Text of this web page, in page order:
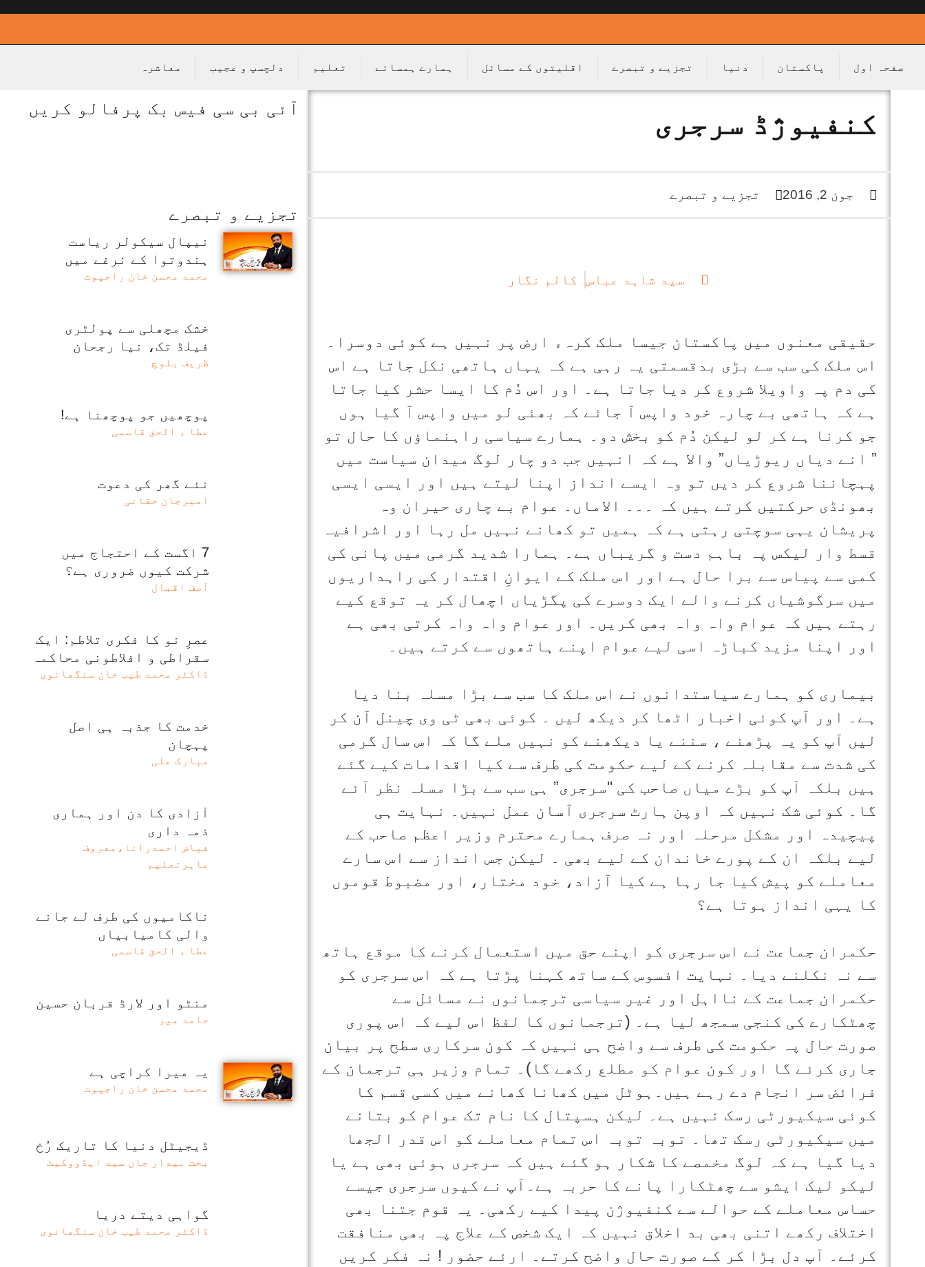
صفحہ اول پاکستان دنیا تجزیے و تبصرے اقلیتوں کے مسائل ہمارے ہمسائے تعلیم دلچسپ و عجیب معاشرہ
کنفیوژڈ سرجری
جون 2, 2016 تجزیے و تبصرے
سید شاہد عباس کالم نگار
حقیقی معنوں میں پاکستان جیسا ملک کرہء ارض پر نہیں ہے کوئی دوسرا۔
اس ملک کی سب سے بڑی بدقسمتی یہ رہی ہے کہ یہاں ہاتھی نکل جاتا ہے اس
کی دم پہ واویلا شروع کر دیا جاتا ہے۔ اور اس دُم کا ایسا حشر کیا جاتا
ہے کہ ہاتھی بے چارہ خود واپس آ جائے کہ بھئی لو میں واپس آ گیا ہوں
جو کرنا ہے کر لو لیکن دُم کو بخش دو۔ ہمارے سیاسی راہنماؤں کا حال تو
” انے دیاں ریوڑیاں” والا ہے کہ انہیں جب دو چار لوگ میدان سیاست میں
پہچاننا شروع کر دیں تو وہ ایسے انداز اپنا لیتے ہیں اور ایسی ایسی
بھونڈی حرکتیں کرتے ہیں کہ ۔۔۔ الاماں۔ عوام بے چاری حیران وہ
پریشان یہی سوچتی رہتی ہے کہ ہمیں تو کھانے نہیں مل رہا اور اشرافیہ
قسط وار لیکس پہ باہم دست و گریباں ہے۔ ہمارا شدید گرمی میں پانی کی
کمی سے پیاس سے برا حال ہے اور اس ملک کے ایوانِ اقتدار کی راہداریوں
میں سرگوشیاں کرنے والے ایک دوسرے کی پگڑیاں اچھال کر یہ توقع کیے
رہتے ہیں کہ عوام واہ واہ بھی کریں۔ اور عوام واہ واہ کرتی بھی ہے
اور اپنا مزید کباڑہ اسی لیے عوام اپنے ہاتھوں سے کرتے ہیں۔
بیماری کو ہمارے سیاستدانوں نے اس ملک کا سب سے بڑا مسلہ بنا دیا
ہے۔ اور آپ کوئی اخبار اٹھا کر دیکھ لیں ۔ کوئی بھی ٹی وی چینل آن کر
لیں آپ کو یہ پڑھنے ، سننے یا دیکھنے کو نہیں ملے گا کہ اس سال گرمی
کی شدت سے مقابلہ کرنے کے لیے حکومت کی طرف سے کیا اقدامات کیے گئے
ہیں بلکہ آپ کو بڑے میاں صاحب کی "سرجری” ہی سب سے بڑا مسلہ نظر آئے
گا۔ کوئی شک نہیں کہ اوپن ہارٹ سرجری آسان عمل نہیں۔ نہایت ہی
پیچیدہ اور مشکل مرحلہ اور نہ صرف ہمارے محترم وزیر اعظم صاحب کے
لیے بلکہ ان کے پورے خاندان کے لیے بھی ۔ لیکن جس انداز سے اس سارے
معاملے کو پیش کیا جا رہا ہے کیا آزاد، خود مختار، اور مضبوط قوموں
کا یہی انداز ہوتا ہے؟
حکمران جماعت نے اس سرجری کو اپنے حق میں استعمال کرنے کا موقع ہاتھ
سے نہ نکلنے دیا۔ نہایت افسوس کے ساتھ کہنا پڑتا ہے کہ اس سرجری کو
حکمران جماعت کے نااہل اور غیر سیاسی ترجمانوں نے مسائل سے
چھٹکارے کی کنجی سمجھ لیا ہے۔ (ترجمانوں کا لفظ اس لیے کہ اس پوری
صورت حال پہ حکومت کی طرف سے واضح ہی نہیں کہ کون سرکاری سطح پر بیان
جاری کرئے گا اور کون عوام کو مطلع رکھے گا)۔ تمام وزیر ہی ترجمان کے
فرائض سر انجام دے رہے ہیں۔ہوٹل میں کھانا کھانے میں کسی قسم کا
کوئی سیکیورٹی رسک نہیں ہے۔ لیکن ہسپتال کا نام تک عوام کو بتانے
میں سیکیورٹی رسک تھا۔ توبہ توبہ اس تمام معاملے کو اس قدر الجھا
دیا گیا ہے کہ لوگ مخمصے کا شکار ہو گئے ہیں کہ سرجری ہوئی بھی ہے یا
لیکو لیک ایشو سے چھٹکارا پانے کا حربہ ہے۔آپ نے کیوں سرجری جیسے
حساس معاملے کے حوالے سے کنفیوژن پیدا کیے رکھی۔ یہ قوم جتنا بھی
اختلاف رکھے اتنی بھی بد اخلاق نہیں کہ ایک شخص کے علاج پہ بھی منافقت
کرئے۔ آپ دل بڑا کر کے صورت حال واضح کرتے۔ ارئے حضور ! نہ فکر کریں
آئی بی سی فیس بک پرفالو کریں
تجزیے و تبصرے
نیپال سیکولر ریاست
ہندوتوا کے نرغے میں
محمد محسن خان راجپوت
خشک مچھلی سے پولٹری
فیلڈ تک، نیا رجحان
ظریف بلوچ
پوچھیں جو پوچھنا ہے!
عطا ء الحق قاسمی
نئے گھر کی دعوت
امیرجان حقانی
7 اگست کے احتجاج میں
شرکت کیوں ضروری ہے؟
آصف اقبال
عصرِ نو کا فکری تلاطم: ایک
سقراطی و افلاطونی محاکمہ
ڈاکٹر محمد طیب خان سنگھانوی
خدمت کا جذبہ ہی اصل
پہچان
مبارک علی
آزادی کا دن اور ہماری
ذمہ داری
فیاض احمدرانا،معروف
ماہرتعلیم
ناکامیوں کی طرف لے جانے
والی کامیابیاں
عطا ء الحق قاسمی
منٹو اور لارڈ قربان حسین
حامد میر
یہ میرا کراچی ہے
محمد محسن خان راجپوت
ڈیجیٹل دنیا کا تاریک رُخ
بخت بیدار جان سید ایڈووکیٹ
گواہی دیتے دریا
ڈاکٹر محمد طیب خان سنگھانوی